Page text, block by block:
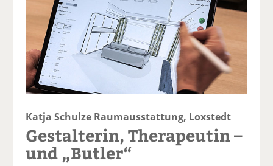
Katja Schulze Raumausstattung, Loxstedt
Gestalterin, Therapeutin –
und „Butler“